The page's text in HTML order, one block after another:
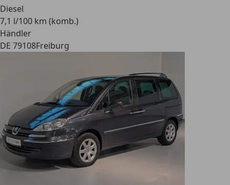
Diesel
7,1 l/100 km (komb.)
Händler
DE 79108Freiburg